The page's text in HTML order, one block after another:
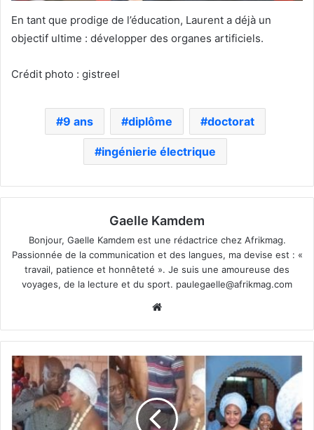
En tant que prodige de l’éducation, Laurent a déjà un
objectif ultime : développer des organes artificiels.
Crédit photo : gistreel
9 ans diplôme doctorat
ingénierie électrique
Gaelle Kamdem
Bonjour, Gaelle Kamdem est une rédactrice chez Afrikmag.
Passionnée de la communication et des langues, ma devise est : «
travail, patience et honnêteté ». Je suis une amoureuse des
voyages, de la lecture et du sport. paulegaelle@afrikmag.com